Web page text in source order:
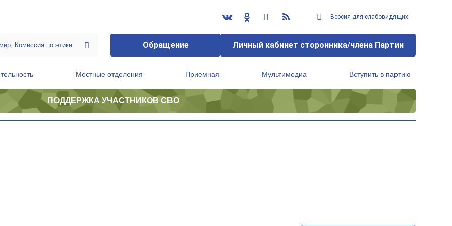
Версия для слабовидящих
Обращение Личный кабинет сторонника/члена Партии
Местные отделения Приемная Мультимедиа Вступить в партию
ПОДДЕРЖКА УЧАСТНИКОВ СВО